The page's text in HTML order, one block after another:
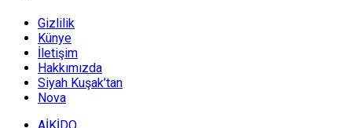
Gizlilik
Künye
İletişim
Hakkımızda
Siyah Kuşak’tan
Nova